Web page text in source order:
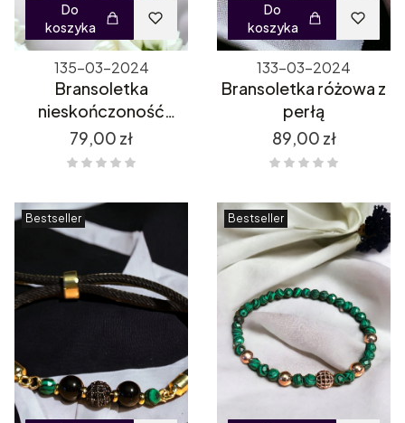
Do
koszyka
135-03-2024
Bransoletka
nieskończoność
czarna
Cena
79,00 zł
Do
koszyka
133-03-2024
Bransoletka różowa z
perłą
Cena
89,00 zł
Bestseller Bestseller